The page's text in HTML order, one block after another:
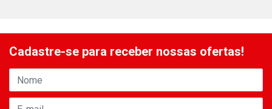
Cadastre-se para receber nossas ofertas!